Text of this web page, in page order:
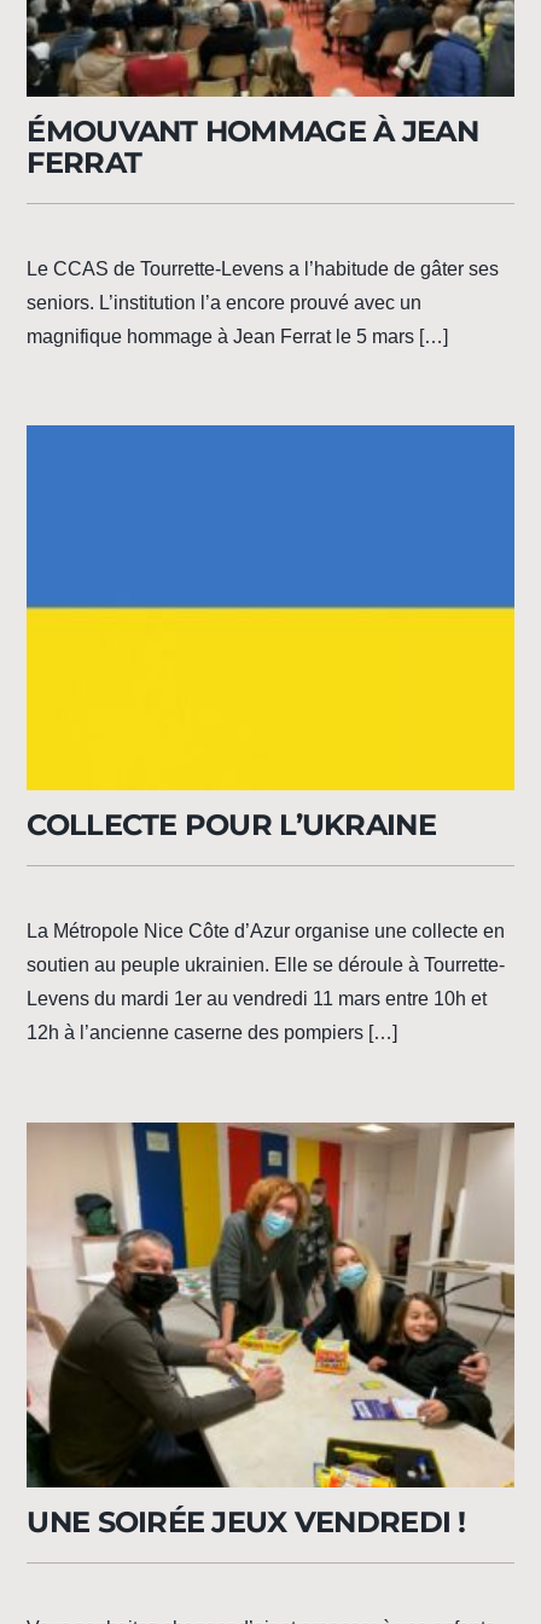
ÉMOUVANT HOMMAGE À JEAN
FERRAT
Le CCAS de Tourrette-Levens a l’habitude de gâter ses
seniors. L’institution l’a encore prouvé avec un
magnifique hommage à Jean Ferrat le 5 mars […]
COLLECTE POUR L’UKRAINE
La Métropole Nice Côte d’Azur organise une collecte en
soutien au peuple ukrainien. Elle se déroule à Tourrette-
Levens du mardi 1er au vendredi 11 mars entre 10h et
12h à l’ancienne caserne des pompiers […]
UNE SOIRÉE JEUX VENDREDI !